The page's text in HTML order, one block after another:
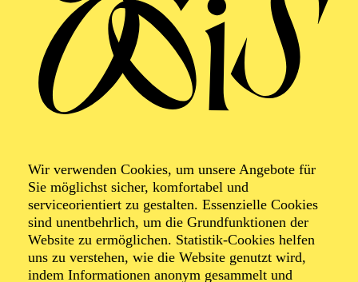
Wir verwenden Cookies, um unsere Angebote für
Sie möglichst sicher, komfortabel und
serviceorientiert zu gestalten. Essenzielle Cookies
sind unentbehrlich, um die Grundfunktionen der
Website zu ermöglichen. Statistik-Cookies helfen
uns zu verstehen, wie die Website genutzt wird,
indem Informationen anonym gesammelt und
Foto: Ilmė Vyšniauskaitė